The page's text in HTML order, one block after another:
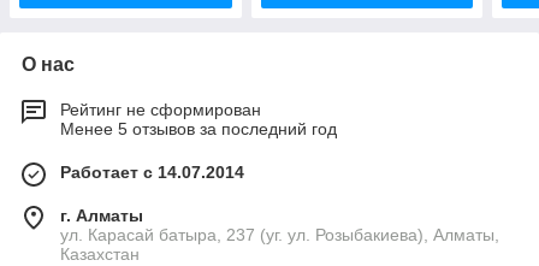
О нас
Рейтинг не сформирован
Менее 5 отзывов за последний год
Работает с 14.07.2014
г. Алматы
ул. Карасай батыра, 237 (уг. ул. Розыбакиева), Алматы,
Казахстан